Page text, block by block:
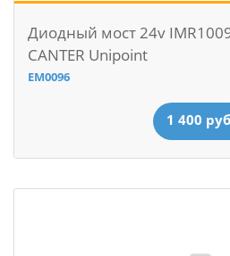
Диодный мост 24v
CANTER Unipoint
EM0096
1 400